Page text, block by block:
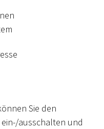
Sie den
ein-/ausschalten und